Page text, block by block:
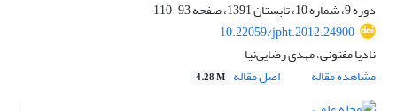
دوره 9، شماره 10، تابستان 1391، صفحه
93-110
10.22059/jpht.2012.24900
نادیا مفتونی، مهدی رضایی‌نیا
مشاهده مقاله
اصل مقاله 4.28 M